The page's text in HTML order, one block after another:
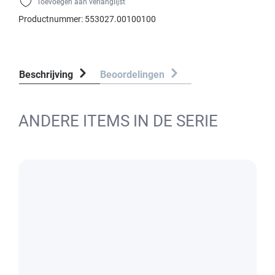
Toevoegen aan verlanglijst
Productnummer: 553027.00100100
Beschrijving Beoordelingen
ANDERE ITEMS IN DE SERIE